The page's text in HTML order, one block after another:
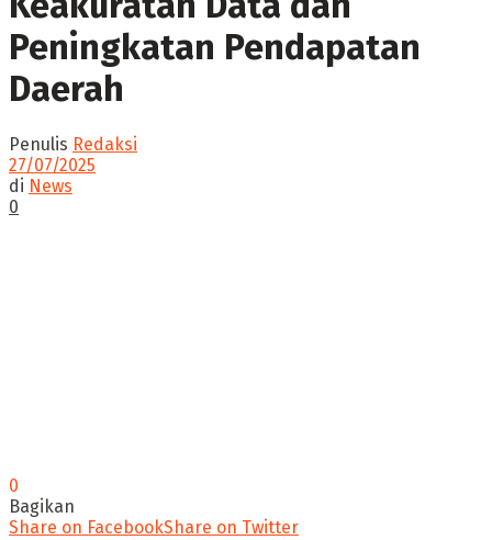
Peningkatan Pendapatan
Daerah
Penulis Redaksi
27/07/2025
di News
0
0
Bagikan
Share on FacebookShare on Twitter